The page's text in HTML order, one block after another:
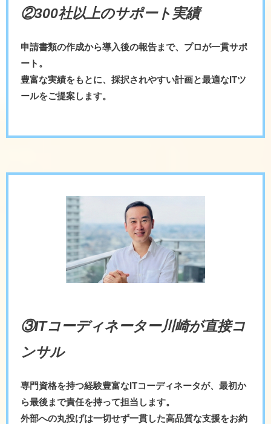
②300社以上のサポート実績
申請書類の作成から導入後の報告まで、プロが一貫サポ
ート。
豊富な実績をもとに、採択されやすい計画と最適なITツ
ールをご提案します。
③ITコーディネーター川崎が直接コ
ンサル
専門資格を持つ経験豊富なITコーディネータが、最初か
ら最後まで責任を持って担当します。
外部への丸投げは一切せず一貫した高品質な支援をお約